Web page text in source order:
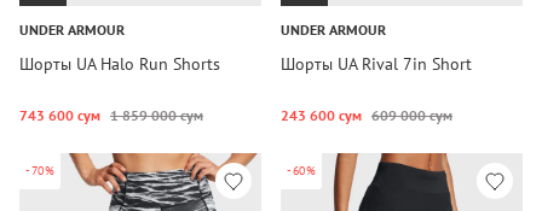
UNDER ARMOUR
Шорты UA Halo Run Shorts
743 600 сум 1 859 000 сум
UNDER ARMOUR
Шорты UA Rival 7in Short
243 600 сум 609 000 сум
-70% -60%